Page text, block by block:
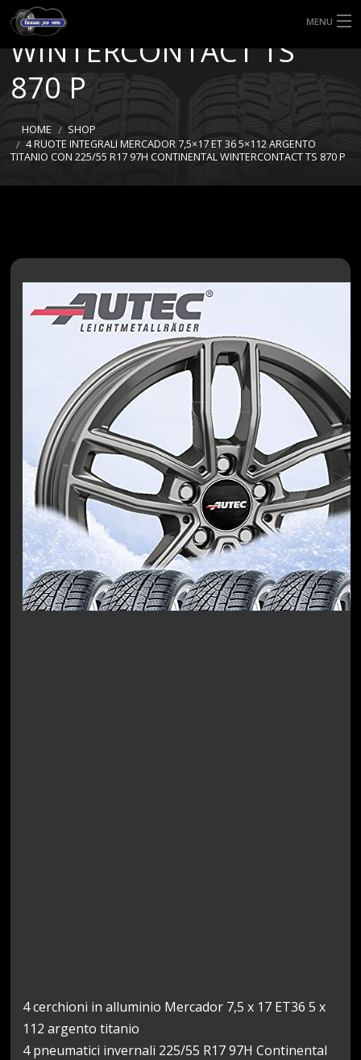
MENU
HOME
TIPI DI GOMME
MISURE GOMME
R17 97H CONTINENTAL
WINTERCONTACT TS
870 P
HOME
SHOP
4 RUOTE INTEGRALI MERCADOR 7,5×17 ET 36 5×112 ARGENTO
TITANIO CON 225/55 R17 97H CONTINENTAL WINTERCONTACT TS 870 P
4 cerchioni in alluminio Mercador 7,5 x 17 ET36 5 x
112 argento titanio
4 pneumatici invernali 225/55 R17 97H Continental